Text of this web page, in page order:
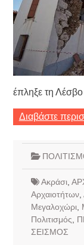
έπληξε τη
Διαβάστε
Ακράσι,
Αρχαιοτήτων,
Μεγαλοχώρι,
Πολιτισμός
ΣΕΙΣΜΟΣ